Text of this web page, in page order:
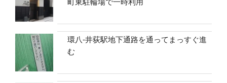
町東駐輪場で一時利用
環八-井荻駅地下通路を通ってまっすぐ進
む